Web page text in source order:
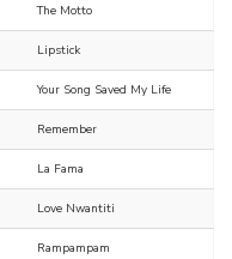
The Motto
Lipstick
Your Song Saved My Life
Remember
La Fama
Love Nwantiti
Rampampam